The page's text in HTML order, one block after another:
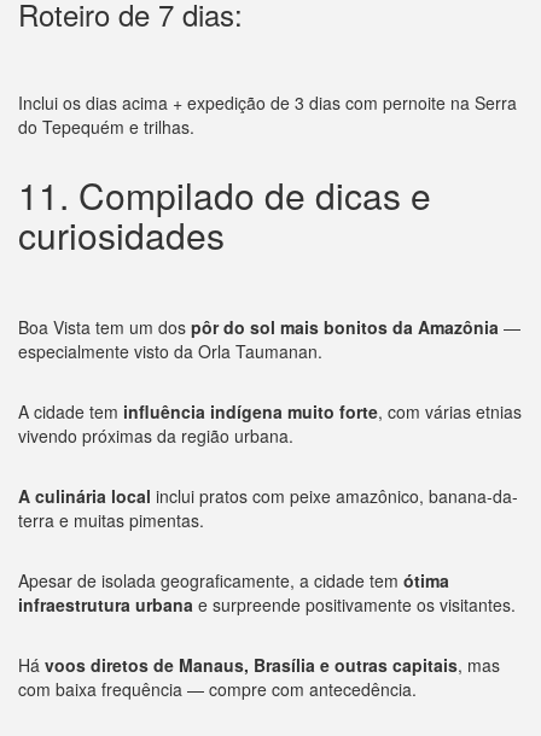
Roteiro de 7 dias:
Inclui os dias acima + expedição de 3 dias com pernoite na Serra
do Tepequém e trilhas.
11. Compilado de dicas e
curiosidades
Boa Vista tem um dos pôr do sol mais bonitos da Amazônia —
especialmente visto da Orla Taumanan.
A cidade tem influência indígena muito forte, com várias etnias
vivendo próximas da região urbana.
A culinária local inclui pratos com peixe amazônico, banana-da-
terra e muitas pimentas.
Apesar de isolada geograficamente, a cidade tem ótima
infraestrutura urbana e surpreende positivamente os visitantes.
Há voos diretos de Manaus, Brasília e outras capitais, mas
com baixa frequência — compre com antecedência.